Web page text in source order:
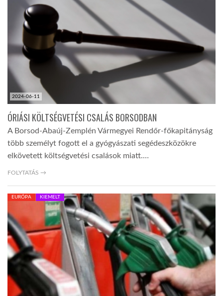
2024-06-11
ÓRIÁSI KÖLTSÉGVETÉSI CSALÁS BORSODBAN
A Borsod-Abaúj-Zemplén Vármegyei Rendőr-főkapitányság
több személyt fogott el a gyógyászati segédeszközökre
elkövetett költségvetési csalások miatt.…
FOLYTATÁS →
EURÓPA KIEMELT